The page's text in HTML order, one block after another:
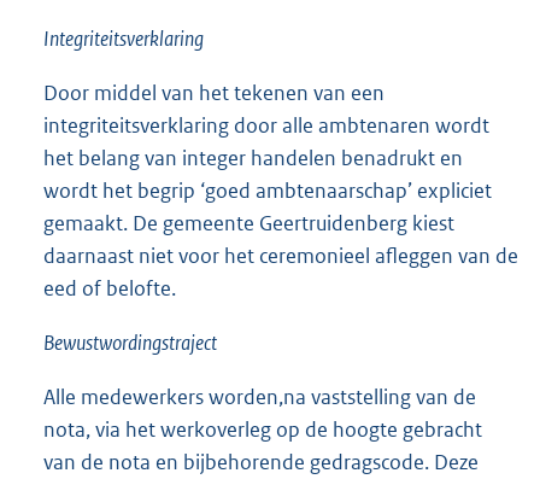
Integriteitsverklaring
Door middel van het tekenen van een
integriteitsverklaring door alle ambtenaren wordt
het belang van integer handelen benadrukt en
wordt het begrip ‘goed ambtenaarschap’ expliciet
gemaakt. De gemeente Geertruidenberg kiest
daarnaast niet voor het ceremonieel afleggen van de
eed of belofte.
Bewustwordingstraject
Alle medewerkers worden,na vaststelling van de
nota, via het werkoverleg op de hoogte gebracht
van de nota en bijbehorende gedragscode. Deze